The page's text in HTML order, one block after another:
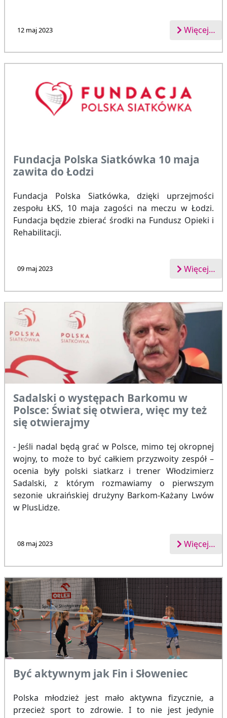
12 maj 2023 Więcej…
Fundacja Polska Siatkówka 10 maja
zawita do Łodzi
Fundacja Polska Siatkówka, dzięki uprzejmości
zespołu ŁKS, 10 maja zagości na meczu w Łodzi.
Fundacja będzie zbierać środki na Fundusz Opieki i
Rehabilitacji.
09 maj 2023 Więcej…
Sadalski o występach Barkomu w
Polsce: Świat się otwiera, więc my też
się otwierajmy
- Jeśli nadal będą grać w Polsce, mimo tej okropnej
wojny, to może to być całkiem przyzwoity zespół –
ocenia były polski siatkarz i trener Włodzimierz
Sadalski, z którym rozmawiamy o pierwszym
sezonie ukraińskiej drużyny Barkom-Każany Lwów
w PlusLidze.
08 maj 2023 Więcej…
Być aktywnym jak Fin i Słoweniec
Polska młodzież jest mało aktywna fizycznie, a
przecież sport to zdrowie. I to nie jest jedynie